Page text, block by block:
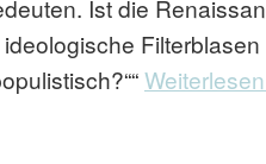
Ist die